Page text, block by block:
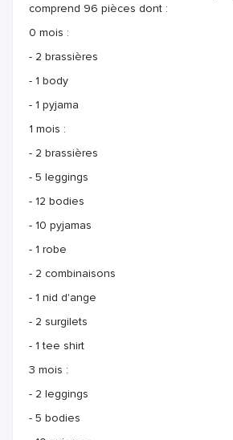
comprend 96 pièces dont :
0 mois :
- 2 brassières
- 1 body
- 1 pyjama
1 mois :
- 2 brassières
- 5 leggings
- 12 bodies
- 10 pyjamas
- 1 robe
- 2 combinaisons
- 1 nid d'ange
- 2 surgilets
- 1 tee shirt
3 mois :
- 2 leggings
- 5 bodies